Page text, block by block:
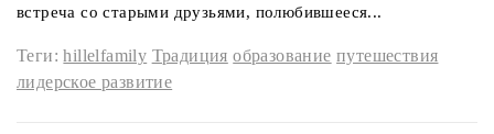
встреча со старыми друзьями, полюбившееся...
Теги:hillelfamily Традиция образование путешествия
лидерское развитие